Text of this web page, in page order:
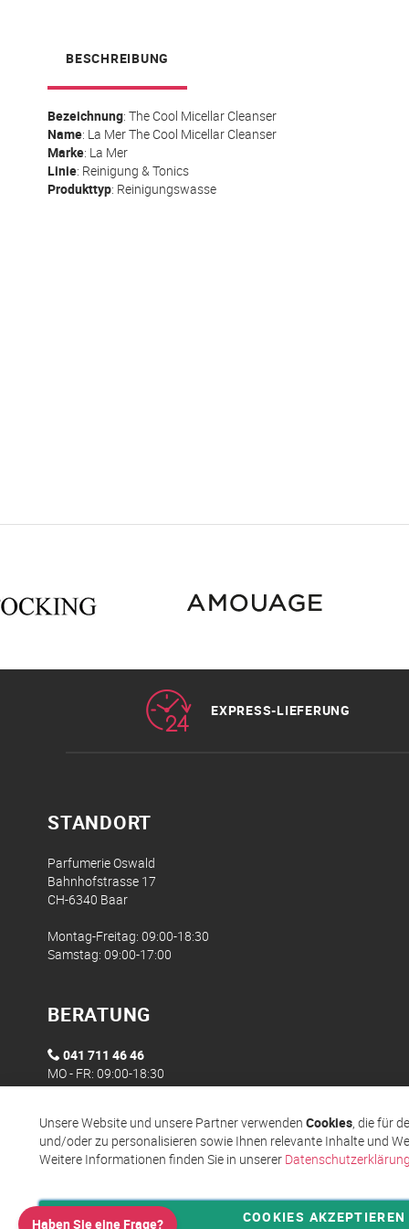
BESCHREIBUNG
Bezeichnung: The Cool Micellar Cleanser
Name: La MerThe Cool Micellar Cleanser
Marke: La Mer
Linie: Reinigung & Tonics
Produkttyp: Reinigungswasse
EXPRESS-LIEFERUNG
STANDORT
Parfumerie Oswald
Bahnhofstrasse 17
CH-6340 Baar
Montag-Freitag: 09:00-18:30
Samstag: 09:00-17:00
BERATUNG
041 711 46 46
MO - FR: 09:00-18:30
Haben Sie eine Frage?
Unsere Website und unsere Partner verwendenCookies, die für
und/oder zu personalisieren sowie Ihnen relevante Inhalte und
Weitere Informationen finden Sie in unserer Datenschutzerklärung
COOKIES AKZEPTIEREN